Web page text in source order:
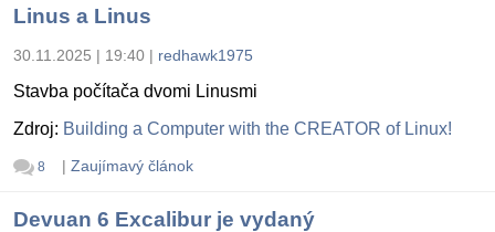
Linus a Linus
30.11.2025 | 19:40 | redhawk1975
Stavba počítača dvomi Linusmi
Zdroj: Building a Computer with the CREATOR of Linux!
8 | Zaujímavý článok
Devuan 6 Excalibur je vydaný